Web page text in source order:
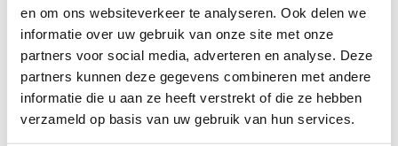
en om ons websiteverkeer te analyseren. Ook delen we
informatie over uw gebruik van onze site met onze
partners voor social media, adverteren en analyse. Deze
partners kunnen deze gegevens combineren met andere
informatie die u aan ze heeft verstrekt of die ze hebben
verzameld op basis van uw gebruik van hun services.
Hoogte van de planten:Gemiddeld ongeveer 50 cm,
afhankelijk van de soort.
Geschikt voor:Tuinen, bloembedden, stadstuinen,
balkons (in ruime bakken) en groenstroken.
Duurzaam & Ecologisch